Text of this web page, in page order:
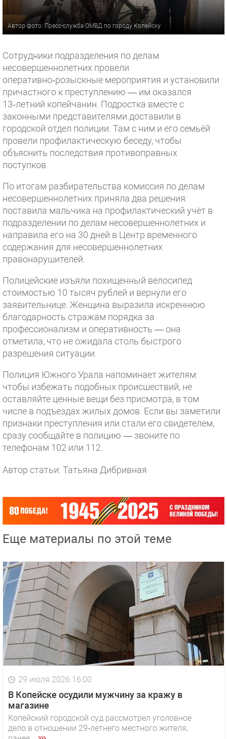
Автор фото: Пресс-служба ОМВД по городу Копейску
Сотрудники подразделения по делам
несовершеннолетних провели
оперативно‑розыскные мероприятия и установили
причастного к преступлению — им оказался
13‑летний копейчанин. Подростка вместе с
законными представителями доставили в
городской отдел полиции. Там с ним и его семьёй
провели профилактическую беседу, чтобы
объяснить последствия противоправных
поступков.
По итогам разбирательства комиссия по делам
несовершеннолетних приняла два решения:
поставила мальчика на профилактический учёт в
подразделении по делам несовершеннолетних и
направила его на 30 дней в Центр временного
содержания для несовершеннолетних
правонарушителей.
Полицейские изъяли похищенный велосипед
стоимостью 10 тысяч рублей и вернули его
заявительнице. Женщина выразила искреннюю
благодарность стражам порядка за
профессионализм и оперативность — она
отметила, что не ожидала столь быстрого
разрешения ситуации.
Полиция Южного Урала напоминает жителям:
чтобы избежать подобных происшествий, не
оставляйте ценные вещи без присмотра, в том
числе в подъездах жилых домов. Если вы заметили
признаки преступления или стали его свидетелем,
сразу сообщайте в полицию — звоните по
телефонам 102 или 112.
Автор статьи: Татьяна Дибривная
Еще материалы по этой теме
29 июля 2026 16:00
В Копейске осудили мужчину за кражу в
магазине
Копейский городской суд рассмотрел уголовное
дело в отношении 29‑летнего местного жителя,